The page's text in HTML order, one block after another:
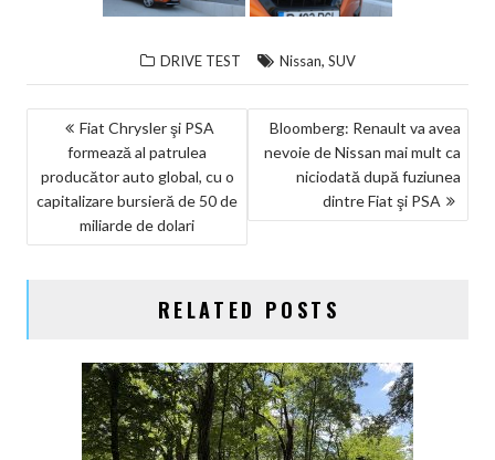
DRIVE TEST Nissan, SUV
NAVIGARE
ARTICOLE
Fiat Chrysler şi PSA
formează al patrulea
producător auto global, cu o
capitalizare bursieră de 50 de
miliarde de dolari
Bloomberg: Renault va avea
nevoie de Nissan mai mult ca
niciodată după fuziunea
dintre Fiat şi PSA
RELATED POSTS